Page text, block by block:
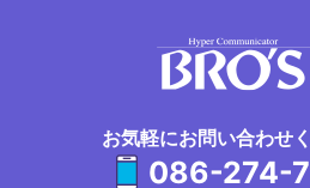
お気軽にお問い合わせ
086-274-